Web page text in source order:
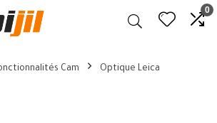
0
Cam Optique Leica